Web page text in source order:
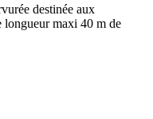
destinée aux
longueur maxi 40 m de